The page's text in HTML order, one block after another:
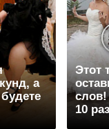
а
Этот
слов!
10 раз